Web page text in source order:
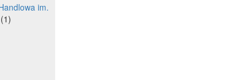
im.
1